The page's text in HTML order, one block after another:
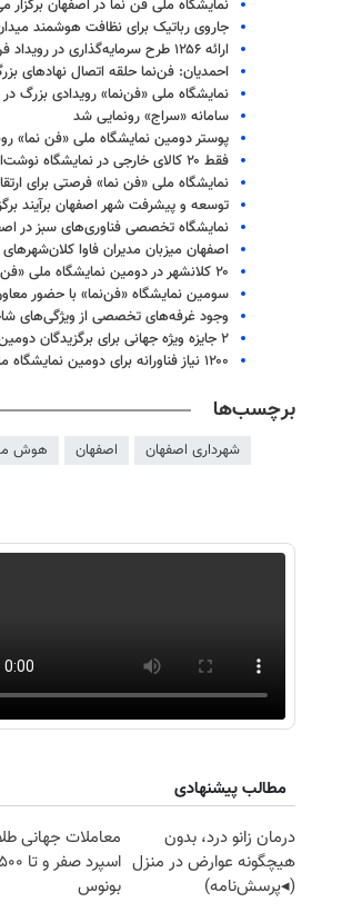
نمایشگاه ملی فن نما در اصفهان برگزار
جاروی رباتیک برای نظافت هوشمند
ارائه ۱۲۵۶ طرح سرمایه‌گذاری در رویداد فن‌نما
احمدیان: فن‌نما حلقه اتصال نهادهای
نمایشگاه ملی «فن‌نما» رویدادی بزرگ
سامانه «سراج» رونمایی شد
پوستر دومین نمایشگاه ملی «فن نما»
فقط ۲۰ کالای خارجی در نمایشگاه نوشت‌افزار داریم
نمایشگاه ملی «فن نما» فرصتی برای
توسعه و پیشرفت شهر اصفهان برآیند
نمایشگاه تخصصی فناوری‌های سبز در
اصفهان میزبان مدیران فاوا کلان‌شهرهای ایران در
۲۰ کلانشهر در دومین نمایشگاه ملی «فن نما» شرکت می‌کنند/ برگزاری ۱۰ غرفه بین‌المللی فناوری
سومین نمایشگاه «فن‌نما» با حضور
وجود غرفه‌های تخصصی از ویژگی‌های
۲ جایزه ویژه جهانی برای برگزیدگان دومین نمایشگاه ملی فن نما
۱۲۰۰ نیاز فناورانه برای دومین نمایشگاه ملی فن‌نما اصفهان احصا شد
برچسب‌ها
شهرداری اصفهان اصفهان هوش
مطالب پیشنهادی
درمان زانو درد، بدون
هیچگونه عوارض در منزل
(◂پرسش‌نامه)
معاملات جهانی
بونوس